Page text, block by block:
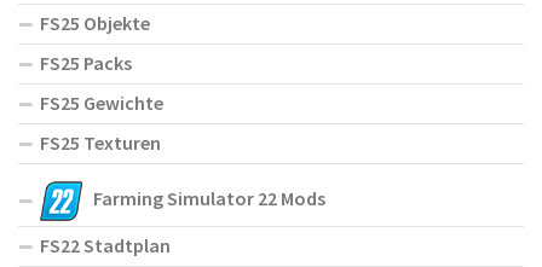
FS25 Objekte
FS25 Packs
FS25 Gewichte
FS25 Texturen
Farming Simulator 22 Mods
FS22 Stadtplan